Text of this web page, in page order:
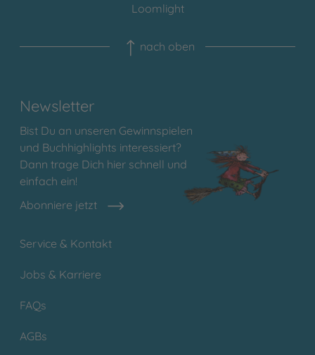
Loomlight
nach oben
Newsletter
Bist Du an unseren Gewinnspielen
und Buchhighlights interessiert?
Dann trage Dich hier schnell und
einfach ein!
Abonniere jetzt
Service & Kontakt
Jobs & Karriere
FAQs
AGBs